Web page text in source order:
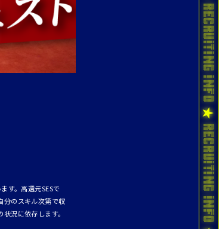
す。高還元SESで
分のスキル次第で収
況に依存します。